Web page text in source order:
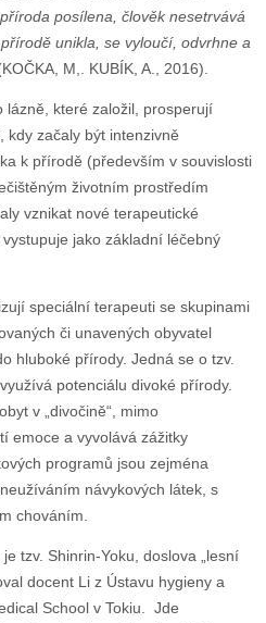
posílena, člověk nesetrvává
unikla, se vyloučí, odvrhne a
M,. KUBÍK, A., 2016).
lázně, které založil, prosperují
kdy začaly být intenzivně
k přírodě (především v souvislosti
životním prostředím
vznikat nové terapeutické
jako základní léčebný
speciální terapeuti se skupinami
či unavených obyvatel
hluboké přírody. Jedná se o tzv.
potenciálu divoké přírody.
v „divočině“, mimo
emoce a vyvolává zážitky
programů jsou zejména
návykových látek, s
chováním.
tzv. Shinrin-Yoku, doslova „lesní
docent Li z Ústavu hygieny a
School v Tokiu. Jde